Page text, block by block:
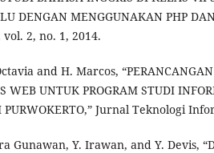
DENGAN MENGGUNAKAN PHP
2, no. 1, 2014.
and H. Marcos,
WEB UNTUK PROGRAM STUDI
PURWOKERTO,” Jurnal Teknologi
Gunawan, Y. Irawan, and Y. Devis,